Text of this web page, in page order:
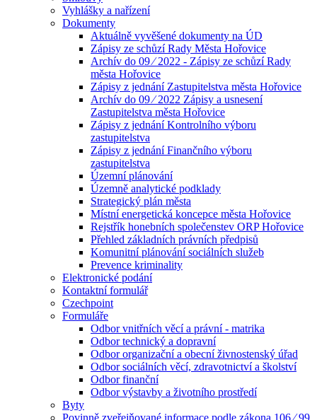
Vyhlášky a nařízení
Dokumenty
Aktuálně vyvěšené dokumenty na ÚD
Zápisy ze schůzí Rady Města Hořovice
Archív do 09 ⁄ 2022 - Zápisy ze schůzí Rady
města Hořovice
Zápisy z jednání Zastupitelstva města Hořovice
Archív do 09 ⁄ 2022 Zápisy a usnesení
Zastupitelstva města Hořovice
Zápisy z jednání Kontrolního výboru
zastupitelstva
Zápisy z jednání Finančního výboru
zastupitelstva
Územní plánování
Územně analytické podklady
Strategický plán města
Místní energetická koncepce města Hořovice
Rejstřík honebních společenstev ORP Hořovice
Přehled základních právních předpisů
Komunitní plánování sociálních služeb
Prevence kriminality
Elektronické podání
Kontaktní formulář
Czechpoint
Formuláře
Odbor vnitřních věcí a právní - matrika
Odbor technický a dopravní
Odbor organizační a obecní živnostenský úřad
Odbor sociálních věcí, zdravotnictví a školství
Odbor finanční
Odbor výstavby a životního prostředí
Byty
Povinně zveřejňované informace podle zákona 106 ⁄ 99